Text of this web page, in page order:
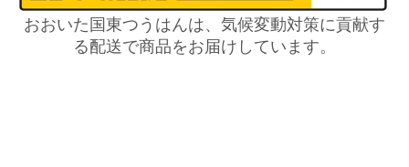
おおいた国東つうはんは、気候変動対策に貢献す
る配送で商品をお届けしています。